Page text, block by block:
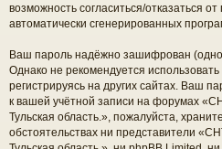
возможность согласиться/отказаться
автоматически сгенерированных
Ваш пароль надёжно зашифрован
Однако не рекомендуется
регистрируясь на других сайтах. Ваш
к вашей учётной записи на форумах
Тульская область.», пожалуйста,
обстоятельствах ни представители